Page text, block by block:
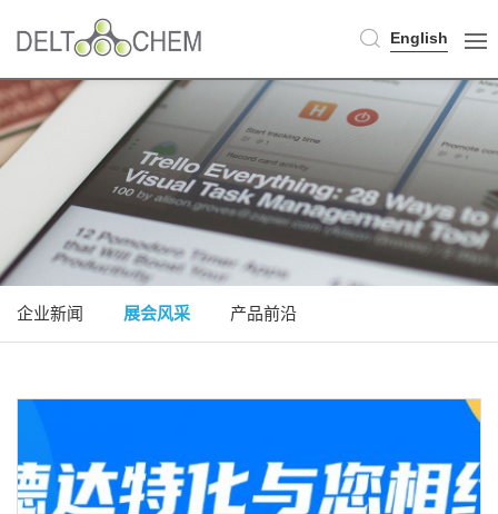
English
企业新闻 展会风采 产品前沿